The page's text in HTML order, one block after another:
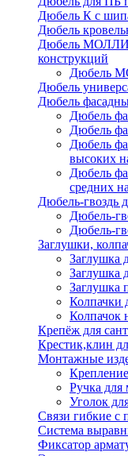
Дюбель К с
Дюбель
Дюбель МОЛЛИ,
конструкций
Дюбель
Дюбель
Дюбель
Дюбель
Дюбель
Дюбель
высоких
Дюбель
средних
Дюбель-гвоздь
Дюбель-
Дюбель-
Заглушки,
Заглушка
Заглушка
Заглушка
Колпачки
Колпачок
Крепёж для
Крестик,клин
Монтажные
Ручка для
Уголок
Связи гибкие с
Система
Фиксатор